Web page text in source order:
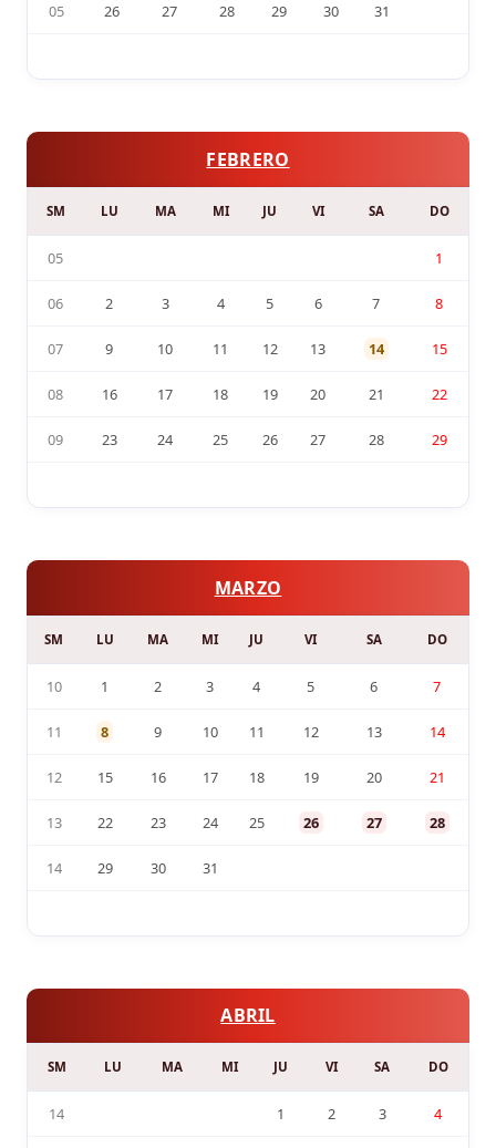
05 26 27 28 29 30 31
FEBRERO
SM LU MA MI JU VI SA DO
05 1
06 2 3 4 5 6 7 8
07 9 10 11 12 13 14 15
08 16 17 18 19 20 21 22
09 23 24 25 26 27 28 29
MARZO
SM LU MA MI JU VI SA DO
10 1 2 3 4 5 6 7
11 8 9 10 11 12 13 14
12 15 16 17 18 19 20 21
13 22 23 24 25 26 27 28
14 29 30 31
ABRIL
SM LU MA MI JU VI SA DO
14 1 2 3 4